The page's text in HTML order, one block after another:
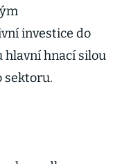
investice do
hlavní hnací silou
sektoru.